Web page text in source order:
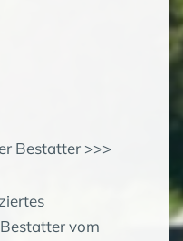
Bestatter >>>
vom